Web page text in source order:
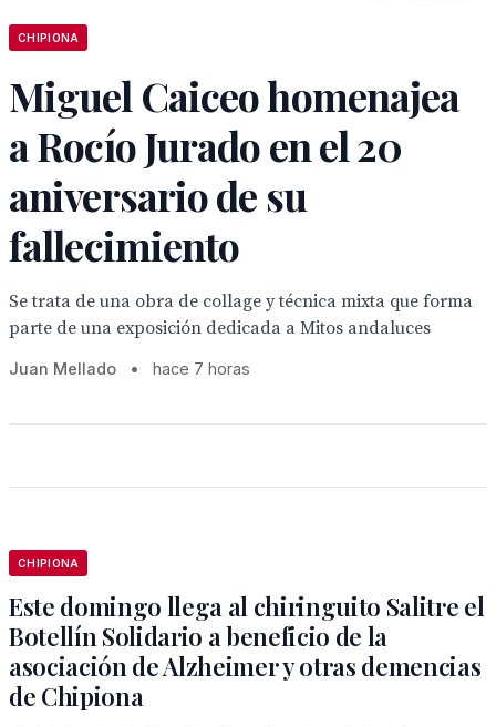
CHIPIONA
Miguel Caiceo homenajea
a Rocío Jurado en el 20
aniversario de su
fallecimiento
Se trata de una obra de collage y técnica mixta que forma
parte de una exposición dedicada a Mitos andaluces
Juan Mellado • hace 7 horas
CHIPIONA
Este domingo llega al chiringuito Salitre el
Botellín Solidario a beneficio de la
asociación de Alzheimer y otras demencias
de Chipiona